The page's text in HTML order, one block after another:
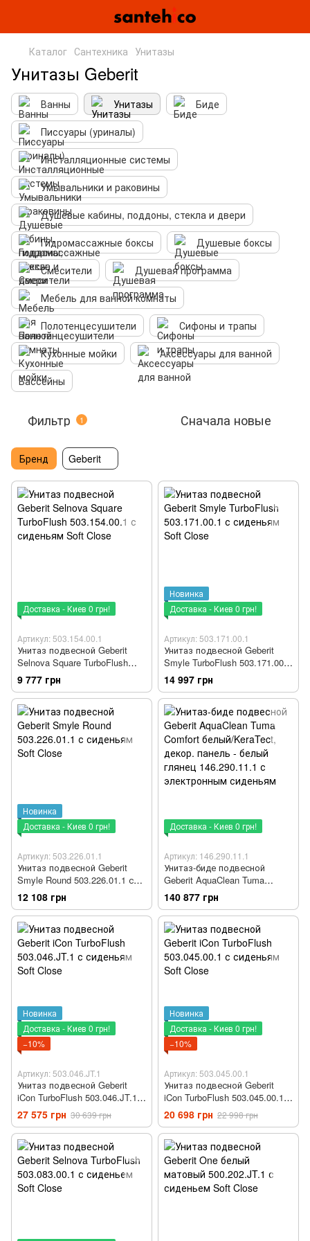
Каталог Сантехника Унитазы
Унитазы Geberit
Ванны Унитазы
Биде
Писсуары (уриналы)
Инсталляционные системы
Умывальники и раковины
Душевые кабины, поддоны, стекла и двери
Гидромассажные боксы
Душевые боксы
Смесители
Душевая программа
Мебель для ванной комнаты
Полотенцесушители
Сифоны и трапы
Кухонные мойки
Аксессуары для ванной
Бассейны
Фильтр 1 Сначала новые
Бренд Geberit
Доставка - Киев 0 грн!
Артикул: 503.154.00.1
Унитаз подвесной Geberit
Selnova Square TurboFlush
503.154.00.1 с сиденьям Soft
Close
9 777 грн
Новинка
Доставка - Киев 0 грн!
Артикул: 503.171.00.1
Унитаз подвесной Geberit
Smyle TurboFlush 503.171.00.1
с сиденьям Soft Close
14 997 грн
Новинка
Доставка - Киев 0 грн!
Артикул: 503.226.01.1
Унитаз подвесной Geberit
Smyle Round 503.226.01.1 с
сиденьям Soft Close
12 108 грн
Доставка - Киев 0 грн!
Артикул: 146.290.11.1
Унитаз-биде подвесной
Geberit AquaClean Tuma
Comfort белый/KeraTect,
декор. панель - белый глянец
146.290.11.1 с электронным
сиденьям
140 877 грн
Новинка
Доставка - Киев 0 грн!
−10%
Артикул: 503.046.JT.1
Унитаз подвесной Geberit
iCon TurboFlush 503.046.JT.1 с
сиденьям Soft Close
27 575 грн 30 639 грн
Новинка
Доставка - Киев 0 грн!
−10%
Артикул: 503.045.00.1
Унитаз подвесной Geberit
iCon TurboFlush 503.045.00.1 с
сиденьям Soft Close
20 698 грн 22 998 грн